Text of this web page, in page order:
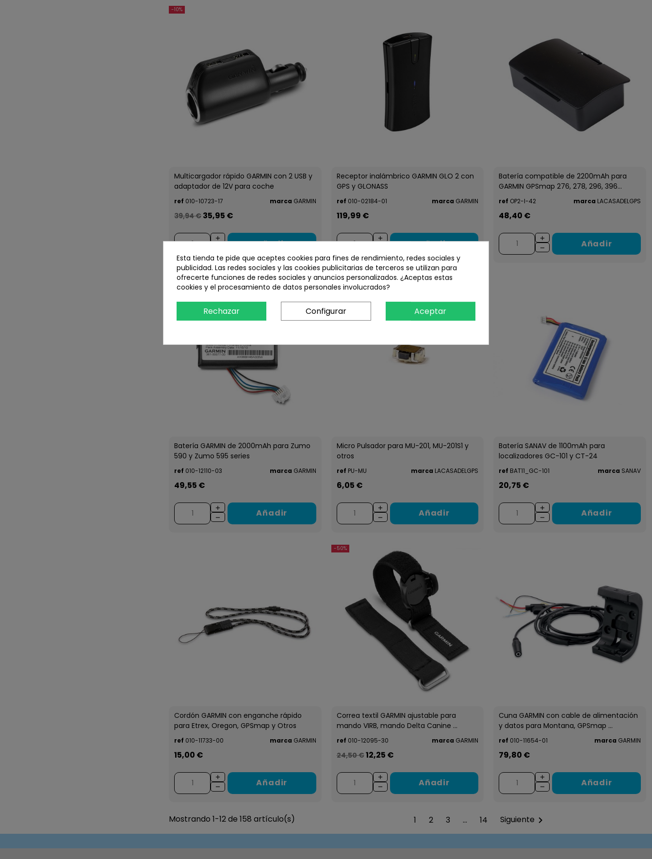
-10%
Multicargador rápido GARMIN con 2 USB y
adaptador de 12V para coche
ref 010-10723-17 marca GARMIN
39,94 € 35,95 €
Añadir
Receptor inalámbrico GARMIN GLO 2 con
GPS y GLONASS
ref 010-02184-01 marca GARMIN
119,99 €
Añadir
Batería compatible de 2200mAh para
GARMIN GPSmap 276, 278, 296, 396...
ref OP2-I-42 marca LACASADELGPS
48,40 €
Añadir
Batería GARMIN de 2000mAh para Zumo
590 y Zumo 595 series
ref 010-12110-03 marca GARMIN
49,55 €
Añadir
Micro Pulsador para MU-201, MU-201S1 y
otros
ref PU-MU marca LACASADELGPS
6,05 €
Añadir
Batería SANAV de 1100mAh para
localizadores GC-101 y CT-24
ref BAT11_GC-101 marca SANAV
20,75 €
Añadir
Cordón GARMIN con enganche rápido
para Etrex, Oregon, GPSmap y Otros
ref 010-11733-00 marca GARMIN
15,00 €
Añadir
-50%
Correa textil GARMIN ajustable para
mando VIRB, mando Delta Canine ...
ref 010-12095-30 marca GARMIN
24,50 €12,25 €
Añadir
Cuna GARMIN con cable de alimentación
y datos para Montana, GPSmap ...
ref 010-11654-01 marca GARMIN
79,80 €
Añadir
Mostrando 1-12 de 158 artículo(s) 1 2 3 … 14 Siguiente 
Esta tienda te pide que aceptes cookies para fines de rendimiento, redes sociales y
publicidad. Las redes sociales y las cookies publicitarias de terceros se utilizan para
ofrecerte funciones de redes sociales y anuncios personalizados. ¿Aceptas estas
cookies y el procesamiento de datos personales involucrados?
Rechazar Configurar Aceptar